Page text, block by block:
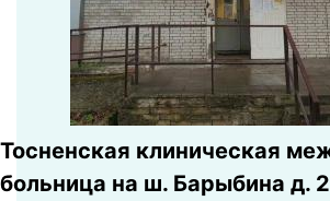
Тосненская клиническая
больница на ш. Барыбина д.